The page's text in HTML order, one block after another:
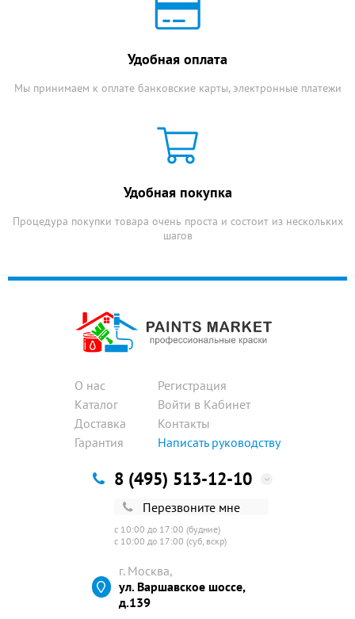
Удобная оплата
Мы принимаем к оплате банковские карты, электронные платежи
Удобная покупка
Процедура покупки товара очень проста и состоит из нескольких
шагов
О нас
Каталог
Доставка
Гарантия
Регистрация
Войти в Кабинет
Контакты
Написать руководству
8 (495) 513-12-10
Перезвоните мне
с 10:00 до 17:00 (будние)
с 10:00 до 17:00 (суб, вскр)
г. Москва,
ул. Варшавское шоссе,
д.139